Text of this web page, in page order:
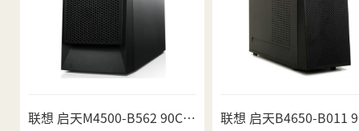
联想 启天M4500-B562 90CXA07V00台式机 黑色 4g